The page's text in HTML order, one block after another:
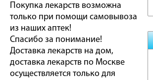
Покупка лекарств возможна
только при помощи самовывоза
из наших аптек!
Спасибо за понимание!
Доставка лекарств на дом,
доставка лекарств по Москве
осуществляется только для